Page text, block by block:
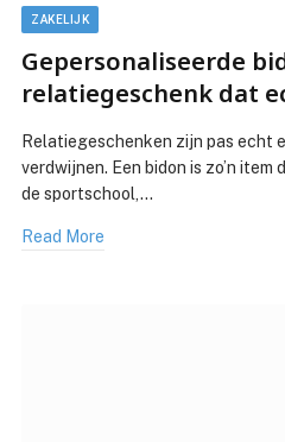
ZAKELIJK
Gepersonaliseerde
relatiegeschenk dat
Relatiegeschenken zijn pas echt
verdwijnen. Een bidon is zo’n item
de sportschool,…
Read More